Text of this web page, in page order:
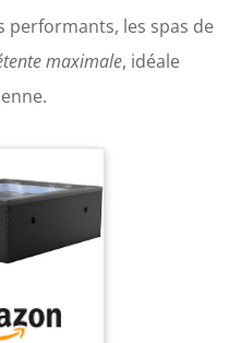
performants, les spas de
maximale, idéale